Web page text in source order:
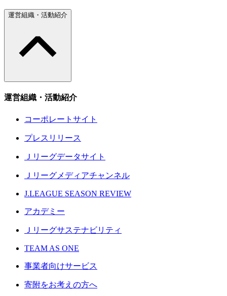
運営組織・活動紹介
運営組織・活動紹介
コーポレートサイト
プレスリリース
Ｊリーグデータサイト
Ｊリーグメディアチャンネル
J.LEAGUE SEASON REVIEW
アカデミー
Ｊリーグサステナビリティ
TEAM AS ONE
事業者向けサービス
寄附をお考えの方へ